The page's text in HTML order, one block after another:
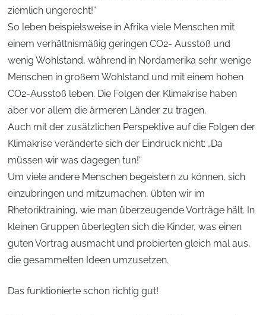
ziemlich ungerecht!“
So leben beispielsweise in Afrika viele Menschen mit
einem verhältnismäßig geringen CO2- Ausstoß und
wenig Wohlstand, während in Nordamerika sehr wenige
Menschen in großem Wohlstand und mit einem hohen
CO2-Ausstoß leben. Die Folgen der Klimakrise haben
aber vor allem die ärmeren Länder zu tragen.
Auch mit der zusätzlichen Perspektive auf die Folgen der
Klimakrise veränderte sich der Eindruck nicht: „Da
müssen wir was dagegen tun!“
Um viele andere Menschen begeistern zu können, sich
einzubringen und mitzumachen, übten wir im
Rhetoriktraining, wie man überzeugende Vorträge hält. In
kleinen Gruppen überlegten sich die Kinder, was einen
guten Vortrag ausmacht und probierten gleich mal aus,
die gesammelten Ideen umzusetzen.
Das funktionierte schon richtig gut!